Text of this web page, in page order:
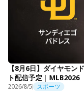
【8月6日】ダイヤモン
ト配信予定｜MLB2026
2026/8/5 スポーツ